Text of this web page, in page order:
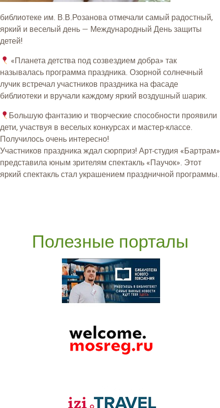
библиотеке им. В.В.Розанова отмечали самый радостный,
яркий и веселый день — Международный День защиты
детей!
«Планета детства под созвездием добра» так
называлась программа праздника. Озорной солнечный
лучик встречал участников праздника на фасаде
библиотеки и вручали каждому яркий воздушный шарик.
Большую фантазию и творческие способности проявили
дети, участвуя в веселых конкурсах и мастер-классе.
Получилось очень интересно!
Участников праздника ждал сюрприз! Арт-студия «Бартрам»
представила юным зрителям спектакль «Паучок». Этот
яркий спектакль стал украшением праздничной программы.
Полезные порталы